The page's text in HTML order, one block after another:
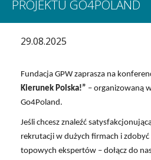
PROJEKTU GO4POLAND
29.08.2025
Fundacja GPW zaprasza na
Kierunek Polska!” – organizowaną
Go4Poland.
Jeśli chcesz znaleźć
rekrutacji w dużych firmach i
topowych ekspertów – dołącz do